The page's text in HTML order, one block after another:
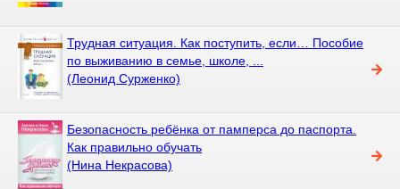
Трудная ситуация. Как поступить, если… Пособие
по выживанию в семье, школе, ...
(Леонид Сурженко)
Безопасность ребёнка от памперса до паспорта.
Как правильно обучать
(Нина Некрасова)